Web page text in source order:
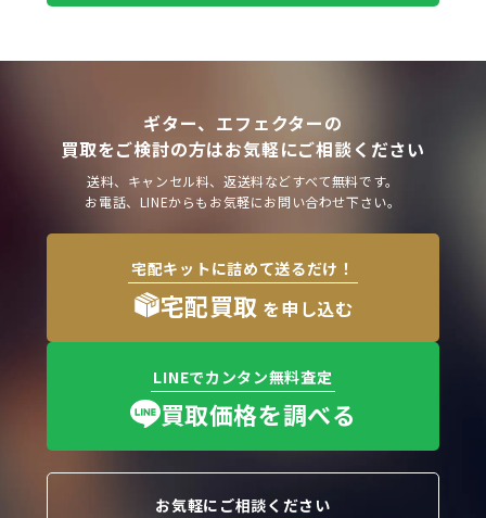
ギター、エフェクターの
買取をご検討の方はお気軽にご相談ください
送料、キャンセル料、返送料などすべて無料です。
お電話、LINEからもお気軽にお問い合わせ下さい。
宅配キットに詰めて送るだけ！
宅配買取 を申し込む
LINEでカンタン無料査定
買取価格を調べる
お気軽にご相談ください